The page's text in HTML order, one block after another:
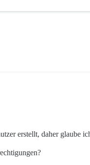
erstellt, daher glaube